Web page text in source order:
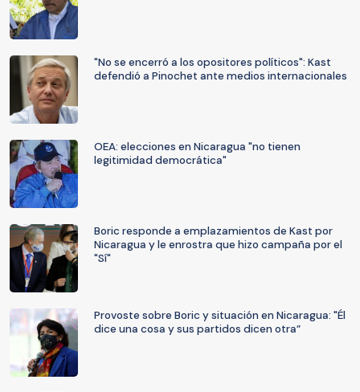
"No se encerró a los opositores políticos": Kast
defendió a Pinochet ante medios internacionales
OEA: elecciones en Nicaragua "no tienen
legitimidad democrática"
Boric responde a emplazamientos de Kast por
Nicaragua y le enrostra que hizo campaña por el
"Sí"
Provoste sobre Boric y situación en Nicaragua: "Él
dice una cosa y sus partidos dicen otra”